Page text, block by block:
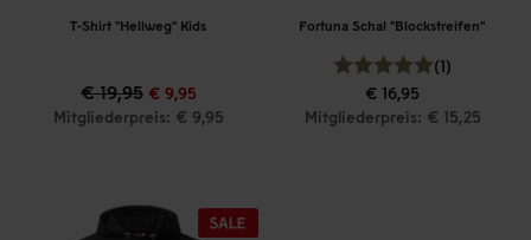
T-Shirt "Hellweg" Kids
€ 19,95 € 9,95
Mitgliederpreis: € 9,95
Fortuna Schal "Blockstreifen"
(1)
€ 16,95
Mitgliederpreis: € 15,25